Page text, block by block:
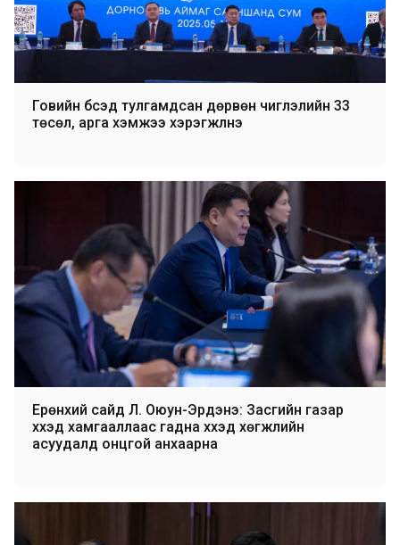
Говийн бүсэд тулгамдсан дөрвөн чиглэлийн 33
төсөл, арга хэмжээ хэрэгжүүлнэ
Ерөнхий сайд Л. Оюун-Эрдэнэ: Засгийн газар
хүүхэд хамгааллаас гадна хүүхэд хөгжлийн
асуудалд онцгой анхаарна